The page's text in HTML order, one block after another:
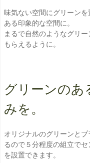
味気ない空間にグリーン
ある印象的な空間に。
まるで自然のようなグリ
もらえるように。
グリーンのあ
みを。
オリジナルのグリーンと
るので５分程度の組立で
を設置できます。